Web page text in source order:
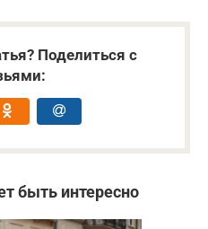
Поделиться с
быть интересно